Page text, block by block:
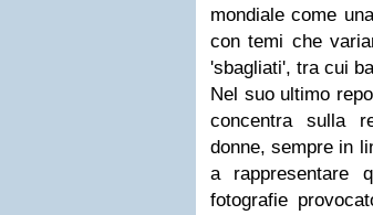
mondiale come
con temi che
'sbagliati', tra cui
Nel suo ultimo
concentra sulla
donne, sempre in
a rappresentare
fotografie